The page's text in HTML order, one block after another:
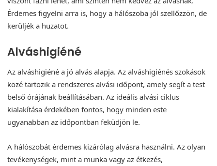
Érdemes figyelni arra is, hogy a hálószoba jól szellőzzön, de
kerüljék a huzatot.
Alváshigiéné
Az alváshigiéné a jó alvás alapja. Az alváshigiénés szokások
közé tartozik a rendszeres alvási időpont, amely segít a test
belső órájának beállításában. Az ideális alvási ciklus
kialakítása érdekében fontos, hogy minden este
ugyanabban az időpontban feküdjön le.
A hálószobát érdemes kizárólag alvásra használni. Az olyan
tevékenységek, mint a munka vagy az étkezés,